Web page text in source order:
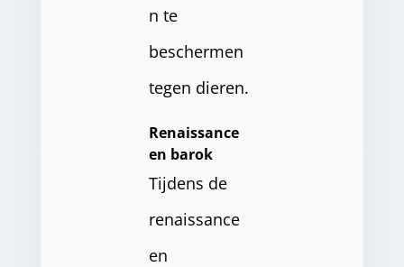
n te
beschermen
tegen dieren.
Renaissance
en barok
Tijdens de
renaissance
en